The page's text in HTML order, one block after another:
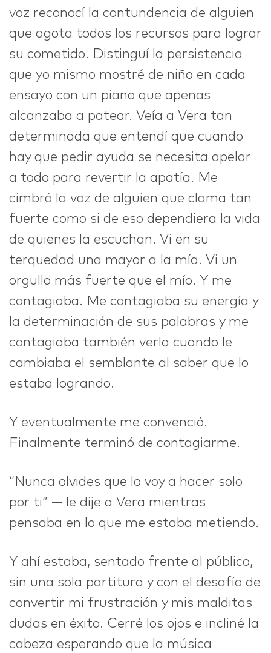
voz reconocí la contundencia de alguien
que agota todos los recursos para lograr
su cometido. Distinguí la persistencia
que yo mismo mostré de niño en cada
ensayo con un piano que apenas
alcanzaba a patear. Veía a Vera tan
determinada que entendí que cuando
hay que pedir ayuda se necesita apelar
a todo para revertir la apatía. Me
cimbró la voz de alguien que clama tan
fuerte como si de eso dependiera la vida
de quienes la escuchan. Vi en su
terquedad una mayor a la mía. Vi un
orgullo más fuerte que el mío. Y me
contagiaba. Me contagiaba su energía y
la determinación de sus palabras y me
contagiaba también verla cuando le
cambiaba el semblante al saber que lo
estaba logrando.
Y eventualmente me convenció.
Finalmente terminó de contagiarme.
“Nunca olvides que lo voy a hacer solo
por ti” — le dije a Vera mientras
pensaba en lo que me estaba metiendo.
Y ahí estaba, sentado frente al público,
sin una sola partitura y con el desafío de
convertir mi frustración y mis malditas
dudas en éxito. Cerré los ojos e incliné la
cabeza esperando que la música